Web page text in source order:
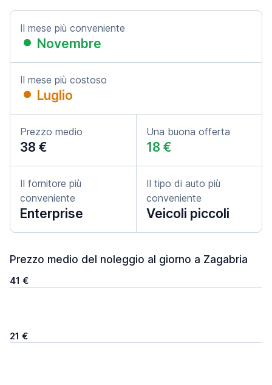
Il mese più conveniente
Novembre
Il mese più costoso
Luglio
Prezzo medio
38 €
Una buona offerta
18 €
Il fornitore più
conveniente
Enterprise
Il tipo di auto più
conveniente
Veicoli piccoli
Prezzo medio del noleggio al giorno a Zagabria
41 €
21 €